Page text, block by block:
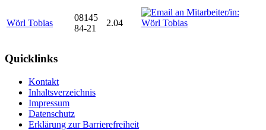
Wörl Tobias
08145
84-21
2.04
Quicklinks
Kontakt
Inhaltsverzeichnis
Impressum
Datenschutz
Erklärung zur Barrierefreiheit